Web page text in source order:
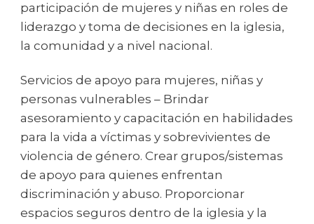
participación de mujeres y niñas en roles de
liderazgo y toma de decisiones en la iglesia,
la comunidad y a nivel nacional.
Servicios de apoyo para mujeres, niñas y
personas vulnerables – Brindar
asesoramiento y capacitación en habilidades
para la vida a víctimas y sobrevivientes de
violencia de género. Crear grupos/sistemas
de apoyo para quienes enfrentan
discriminación y abuso. Proporcionar
espacios seguros dentro de la iglesia y la